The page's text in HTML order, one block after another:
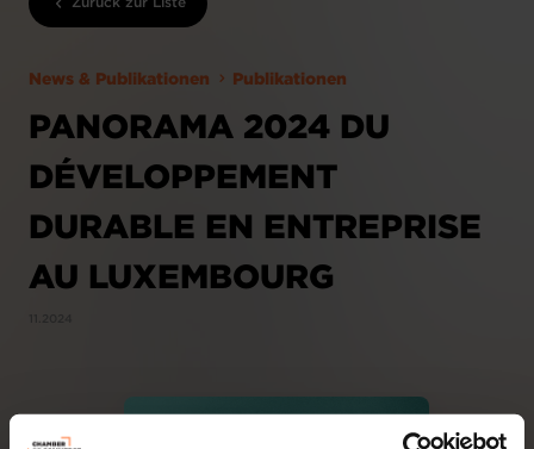
Zurück zur Liste
News & Publikationen Publikationen
PANORAMA 2024 DU
DÉVELOPPEMENT
DURABLE EN ENTREPRISE
AU LUXEMBOURG